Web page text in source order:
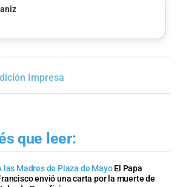
Impresa
que leer:
las Madres de Plaza de Mayo El Papa
envió una carta por la muerte de